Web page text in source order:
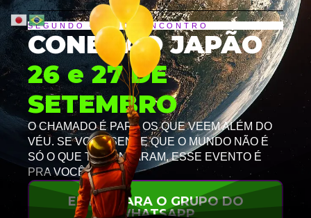
SEGUNDO GRANDE ENCONTRO
CONEXÃO JAPÃO
26 e 27 DE
SETEMBRO
O CHAMADO É PARA OS QUE VEEM ALÉM DO
VÉU. SE VOCÊ SENTE QUE O MUNDO NÃO É
SÓ O QUE TE CONTARAM, ESSE EVENTO É
PRA VOCÊ.
ENTRE PARA O GRUPO DO
WHATSAPP